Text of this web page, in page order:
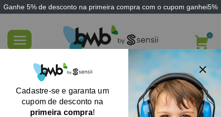
Ganhe 5% de desconto na primeira compra com o cupom ganhei5%
content
Quebra-Cabeça Educativo Adulto
Usamos Para…
Cadastre-se e garanta um
cupom de desconto na
primeira compra!